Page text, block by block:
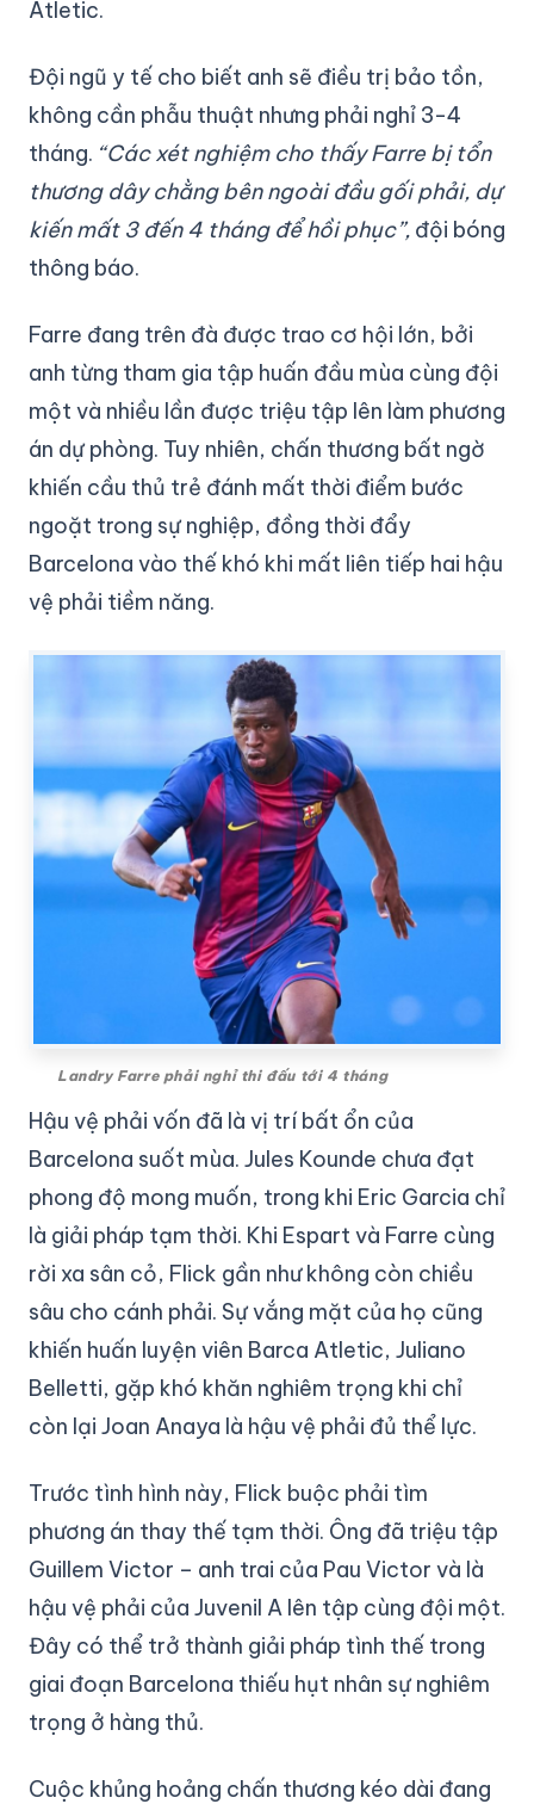
Atletic.
Đội ngũ y tế cho biết anh sẽ điều trị bảo tồn,
không cần phẫu thuật nhưng phải nghỉ 3-4
tháng. “Các xét nghiệm cho thấy Farre bị tổn
thương dây chằng bên ngoài đầu gối phải, dự
kiến mất 3 đến 4 tháng để hồi phục”, đội bóng
thông báo.
Farre đang trên đà được trao cơ hội lớn, bởi
anh từng tham gia tập huấn đầu mùa cùng đội
một và nhiều lần được triệu tập lên làm phương
án dự phòng. Tuy nhiên, chấn thương bất ngờ
khiến cầu thủ trẻ đánh mất thời điểm bước
ngoặt trong sự nghiệp, đồng thời đẩy
Barcelona vào thế khó khi mất liên tiếp hai hậu
vệ phải tiềm năng.
Landry Farre phải nghỉ thi đấu tới 4 tháng
Hậu vệ phải vốn đã là vị trí bất ổn của
Barcelona suốt mùa. Jules Kounde chưa đạt
phong độ mong muốn, trong khi Eric Garcia chỉ
là giải pháp tạm thời. Khi Espart và Farre cùng
rời xa sân cỏ, Flick gần như không còn chiều
sâu cho cánh phải. Sự vắng mặt của họ cũng
khiến huấn luyện viên Barca Atletic, Juliano
Belletti, gặp khó khăn nghiêm trọng khi chỉ
còn lại Joan Anaya là hậu vệ phải đủ thể lực.
Trước tình hình này, Flick buộc phải tìm
phương án thay thế tạm thời. Ông đã triệu tập
Guillem Victor – anh trai của Pau Victor và là
hậu vệ phải của Juvenil A lên tập cùng đội một.
Đây có thể trở thành giải pháp tình thế trong
giai đoạn Barcelona thiếu hụt nhân sự nghiêm
trọng ở hàng thủ.
Cuộc khủng hoảng chấn thương kéo dài đang